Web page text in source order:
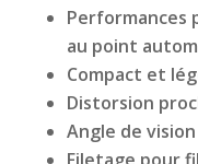
Performances
au point
Compact et
Distorsion
Angle de